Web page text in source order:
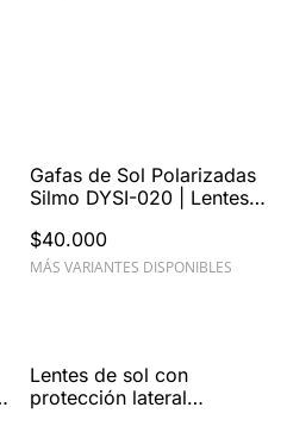
Gafas de Sol Polarizadas
Silmo DYSI-020 | Lentes
$40.000
MÁS VARIANTES DISPONIBLES
Lentes de sol con
protección lateral